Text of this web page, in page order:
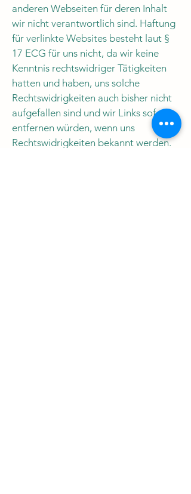
anderen Webseiten für deren Inhalt
wir nicht verantwortlich sind. Haftung
für verlinkte Websites besteht laut §
17 ECG für uns nicht, da wir keine
Kenntnis rechtswidriger Tätigkeiten
hatten und haben, uns solche
Rechtswidrigkeiten auch bisher nicht
aufgefallen sind und wir Links sofort
entfernen würden, wenn uns
Rechtswidrigkeiten bekannt werden.